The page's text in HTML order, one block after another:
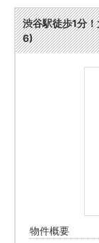
渋谷駅徒歩1分
6)
物件概要